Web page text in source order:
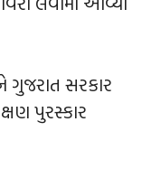
ગુજરાત સરકાર
પુરસ્કાર